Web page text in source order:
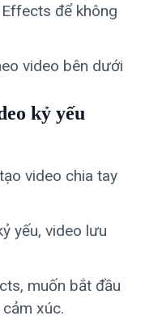
để không
video bên dưới
kỷ yếu
video chia tay
yếu, video lưu
muốn bắt đầu
xúc.